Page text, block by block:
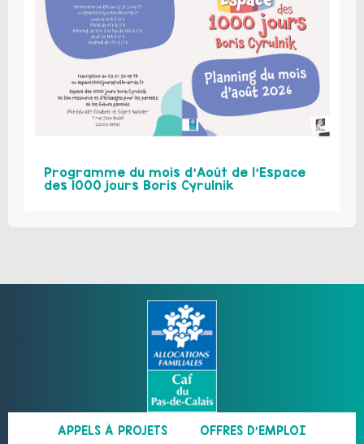
Programme du mois d’Août de l’Espace
des 1000 jours Boris Cyrulnik
APPELS À PROJETS OFFRES D’EMPLOI